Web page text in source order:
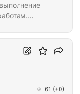
прошу
61 (+0)